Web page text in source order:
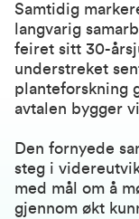
Samtidig
langvarig
feiret sitt 30-
understreket
planteforskning
avtalen bygger
Den fornyede
steg i
med mål om å
gjennom økt